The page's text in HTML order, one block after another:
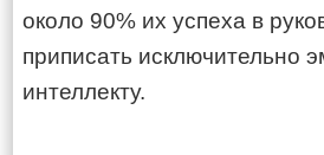
около 90% их успеха в
приписать исключительно
интеллекту.